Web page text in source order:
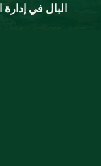
البال في